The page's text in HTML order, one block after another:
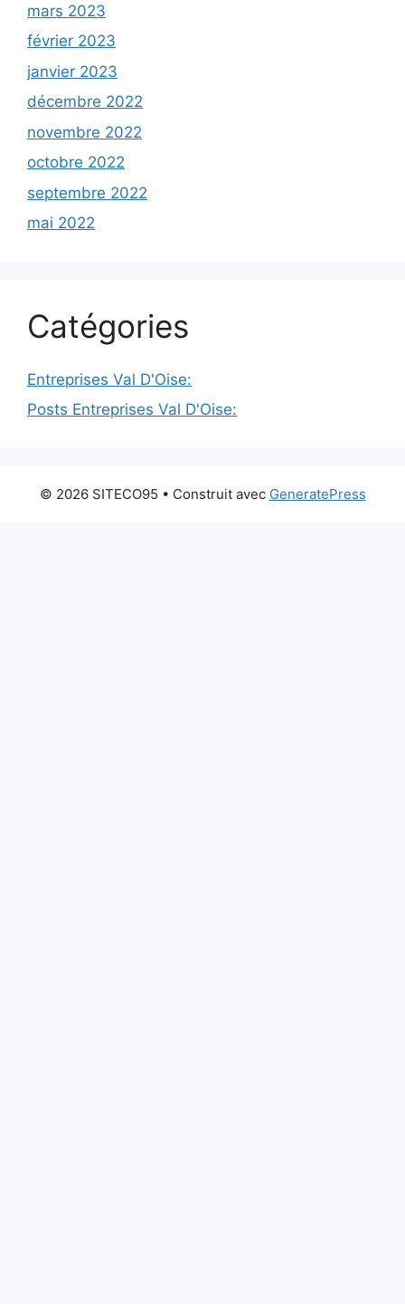
mars 2023
février 2023
janvier 2023
décembre 2022
novembre 2022
octobre 2022
septembre 2022
mai 2022
Catégories
Entreprises Val D'Oise:
Posts Entreprises Val D'Oise:
© 2026 SITECO95 • Construit avec GeneratePress